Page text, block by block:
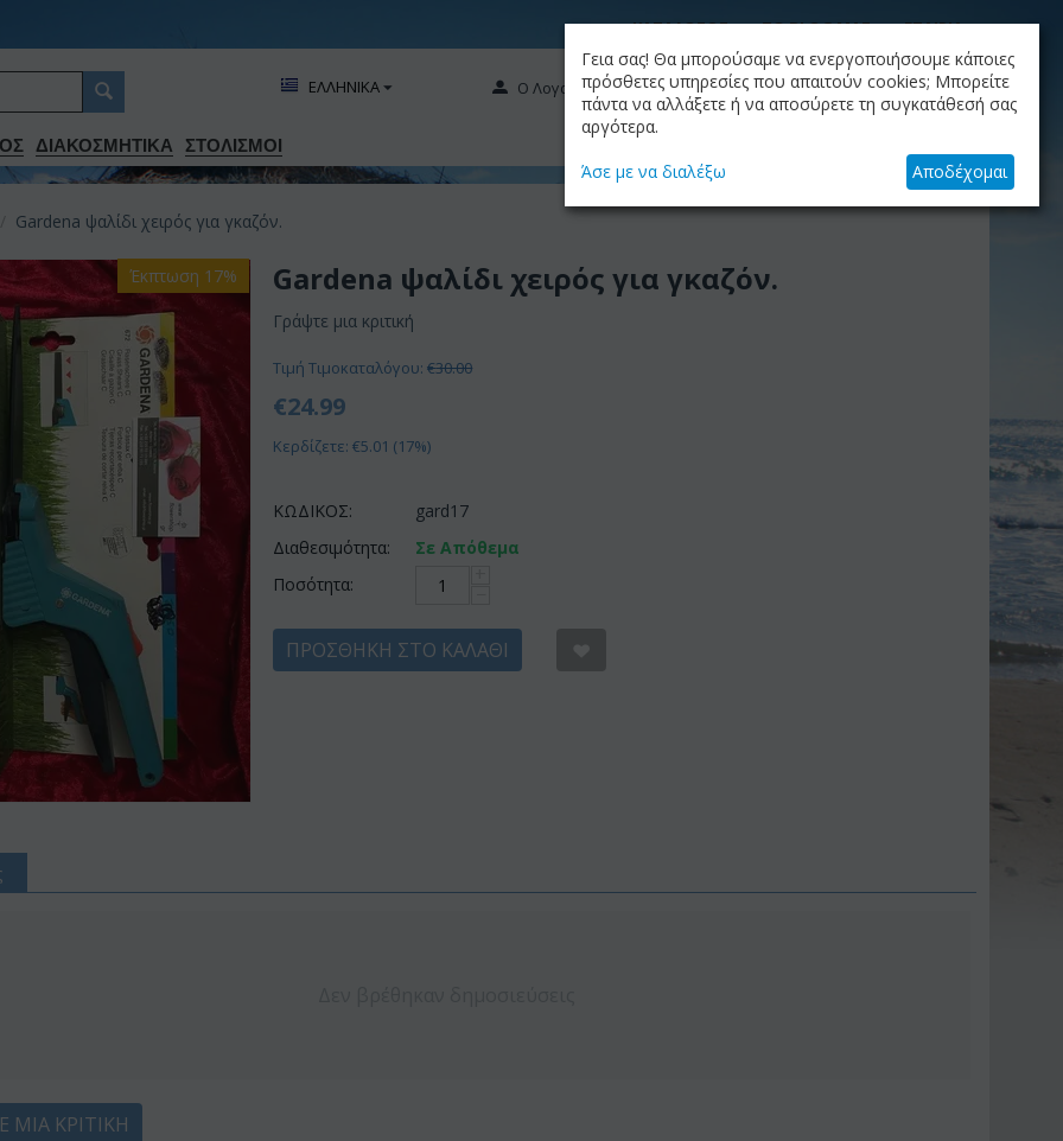
ΚΑΤΑΛΟΓΟΣ ΤΟ BLOG ΜΑΣ ΕΤΑΙΡΙΑ
ΔΙΑΚΟΣΜΗΤΙΚA ΣΤΟΛΙΣΜΟΙ
Ο Λογαριασμός μου
ΕΛΛΗΝΙΚΑ
+30.210.9319884
ΚΑΛΆΘΙ
Το καλάθι είναι άδειο
Gardena ψαλίδι χειρός για γκαζόν.
Έκπτωση 17% Gardena ψαλίδι χειρός για γκαζόν.
Γράψτε μια κριτική
Τιμή Τιμοκαταλόγου: €30.00
€24.99
Κερδίζετε: €5.01 (17%)
ΚΩΔΙΚΟΣ:
gard17
Διαθεσιμότητα:
Σε Απόθεμα
Ποσότητα:
ΠΡΟΣΘΉΚΗ ΣΤΟ ΚΑΛΆΘΙ
ΜΙΑ ΚΡΙΤΙΚΉ
Γεια σας! Θα μπορούσαμε να ενεργοποιήσουμε κάποιες
πρόσθετες υπηρεσίες που απαιτούν cookies; Μπορείτε
πάντα να αλλάξετε ή να αποσύρετε τη συγκατάθεσή σας
αργότερα.
Άσε με να διαλέξω Αποδέχομαι